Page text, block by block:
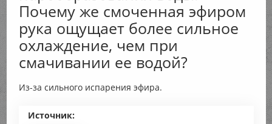
Почему же смоченная эфиром
рука ощущает более сильное
охлаждение, чем при
смачивании ее водой?
Из-за сильного испарения эфира.
Источник: